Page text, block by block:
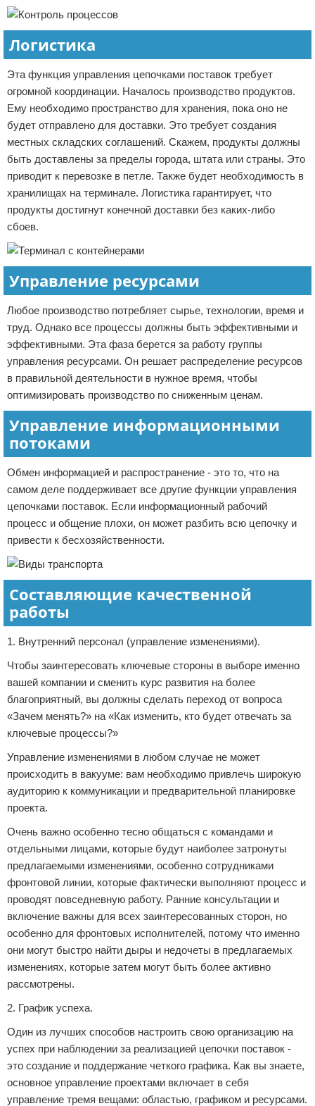
Логистика
Эта функция управления цепочками поставок требует
огромной координации. Началось производство продуктов.
Ему необходимо пространство для хранения, пока оно не
будет отправлено для доставки. Это требует создания
местных складских соглашений. Скажем, продукты должны
быть доставлены за пределы города, штата или страны. Это
приводит к перевозке в петле. Также будет необходимость в
хранилищах на терминале. Логистика гарантирует, что
продукты достигнут конечной доставки без каких-либо
сбоев.
Управление ресурсами
Любое производство потребляет сырье, технологии, время и
труд. Однако все процессы должны быть эффективными и
эффективными. Эта фаза берется за работу группы
управления ресурсами. Он решает распределение ресурсов
в правильной деятельности в нужное время, чтобы
оптимизировать производство по сниженным ценам.
Управление информационными
потоками
Обмен информацией и распространение - это то, что на
самом деле поддерживает все другие функции управления
цепочками поставок. Если информационный рабочий
процесс и общение плохи, он может разбить всю цепочку и
привести к бесхозяйственности.
Составляющие качественной
работы
1. Внутренний персонал (управление изменениями).
Чтобы заинтересовать ключевые стороны в выборе именно
вашей компании и сменить курс развития на более
благоприятный, вы должны сделать переход от вопроса
«Зачем менять?» на «Как изменить, кто будет отвечать за
ключевые процессы?»
Управление изменениями в любом случае не может
происходить в вакууме: вам необходимо привлечь широкую
аудиторию к коммуникации и предварительной планировке
проекта.
Очень важно особенно тесно общаться с командами и
отдельными лицами, которые будут наиболее затронуты
предлагаемыми изменениями, особенно сотрудниками
фронтовой линии, которые фактически выполняют процесс и
проводят повседневную работу. Ранние консультации и
включение важны для всех заинтересованных сторон, но
особенно для фронтовых исполнителей, потому что именно
они могут быстро найти дыры и недочеты в предлагаемых
изменениях, которые затем могут быть более активно
рассмотрены.
2. График успеха.
Один из лучших способов настроить свою организацию на
успех при наблюдении за реализацией цепочки поставок -
это создание и поддержание четкого графика. Как вы знаете,
основное управление проектами включает в себя
управление тремя вещами: областью, графиком и ресурсами.